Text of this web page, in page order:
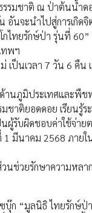
ธรรมชาติ ณ ป่าต้นน้
จะนำไปสู่การเกิดจิ
กไทยรักษ์ป่า รุ่นที่ 60”
ทพฯ
ป็นเวลา 7 วัน 6 คืน
านภูมิประเทศและพื
าติยอดดอย เรียนรู้ร
ผู้รับผิดชอบค่าใช้จ่าย
มีนาคม 2568 ภายใ
วนช่วยรักษาความห
บุ๊ก “มูลนิธิ ไทยรักษ์ป่